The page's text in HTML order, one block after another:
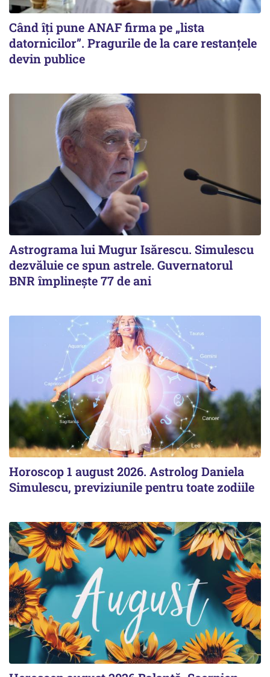
Când îți pune ANAF firma pe „lista
datornicilor”. Pragurile de la care restanțele
devin publice
Astrograma lui Mugur Isărescu. Simulescu
dezvăluie ce spun astrele. Guvernatorul
BNR împlinește 77 de ani
Horoscop 1 august 2026. Astrolog Daniela
Simulescu, previziunile pentru toate zodiile